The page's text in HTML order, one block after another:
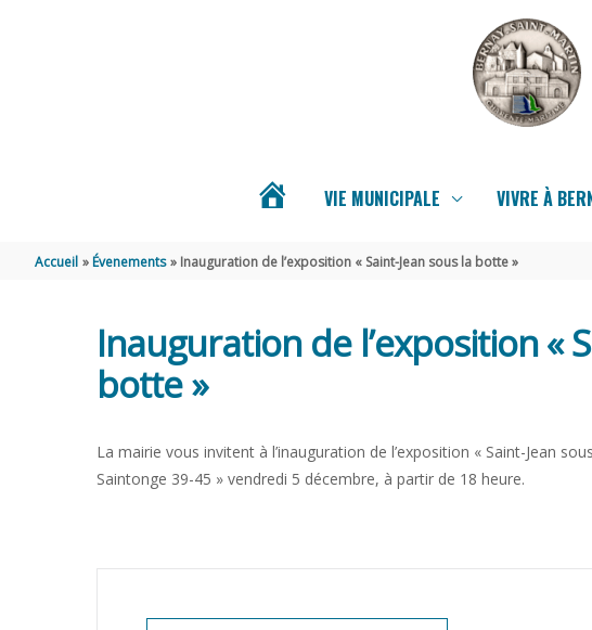
SAINT-
VIE MUNICIPALE VIVRE À
Accueil Évenements Inauguration de l’exposition « Saint-Jean sous la botte »
Inauguration de l’exposition «
botte »
La mairie vous invitent à l’inauguration de l’exposition « Saint-Jean
Saintonge 39-45 » vendredi 5 décembre, à partir de 18 heure.